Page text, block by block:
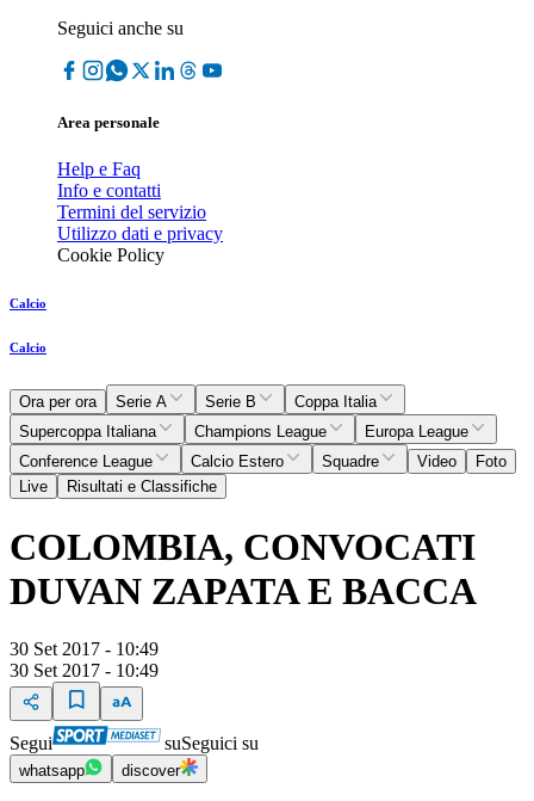
Seguici anche su
Area personale
Help e Faq
Info e contatti
Termini del servizio
Utilizzo dati e privacy
Cookie Policy
Calcio
Calcio
Ora per ora Serie A Serie B
Coppa Italia
Supercoppa Italiana
Champions League
Europa League
Conference League
Calcio Estero Squadre Video
Foto
Live
Risultati e Classifiche
COLOMBIA, CONVOCATI
DUVAN ZAPATA E BACCA
30 Set 2017 - 10:49
30 Set 2017 - 10:49
Segui suSeguici su
whatsapp discover